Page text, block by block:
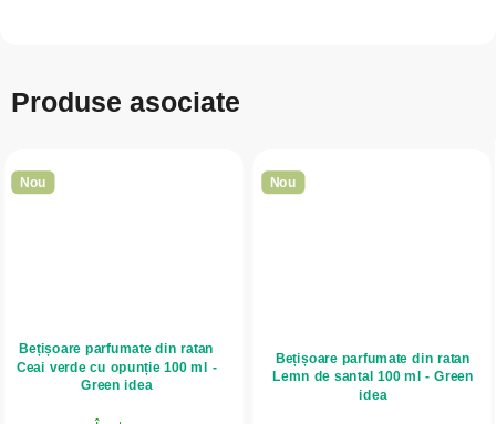
Produse asociate
Nou
Bețișoare parfumate din ratan
Ceai verde cu opunție 100 ml -
Green idea
Nou
Bețișoare parfumate din ratan
Lemn de santal 100 ml - Green
idea